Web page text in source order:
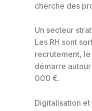
cherche des
Un secteur
Les RH sont
recrutement, le
démarre
000 €.
Digitalisation et